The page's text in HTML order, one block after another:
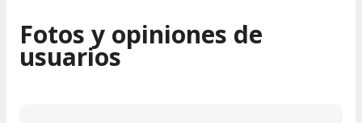
Fotos y opiniones de
usuarios